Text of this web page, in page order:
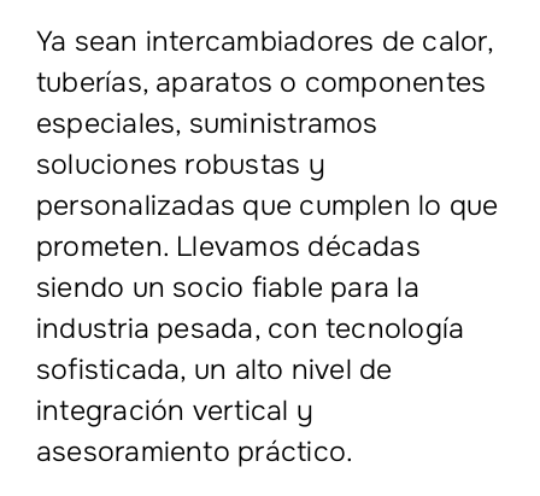
Ya sean intercambiadores de calor,
tuberías, aparatos o componentes
especiales, suministramos
soluciones robustas y
personalizadas que cumplen lo que
prometen. Llevamos décadas
siendo un socio fiable para la
industria pesada, con tecnología
sofisticada, un alto nivel de
integración vertical y
asesoramiento práctico.